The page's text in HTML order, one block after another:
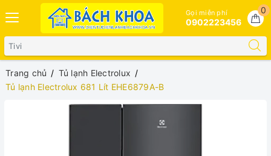
0
Gọi miễn phí
0902223456
Trang chủ
Tủ lạnh Electrolux
Tủ lạnh Electrolux 681 Lít EHE6879A-B